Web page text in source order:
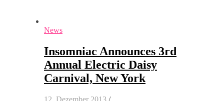
News
Insomniac Announces 3rd
Annual Electric Daisy
Carnival, New York